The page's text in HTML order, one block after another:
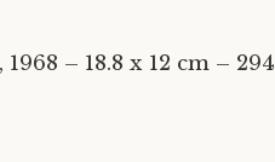
– 18.8 x 12 cm – 294